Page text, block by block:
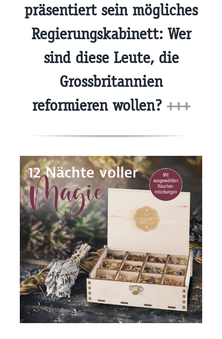
präsentiert sein mögliches
Regierungskabinett: Wer
sind diese Leute, die
Grossbritannien
reformieren wollen? +++